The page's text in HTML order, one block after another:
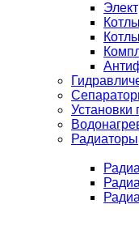
Установки